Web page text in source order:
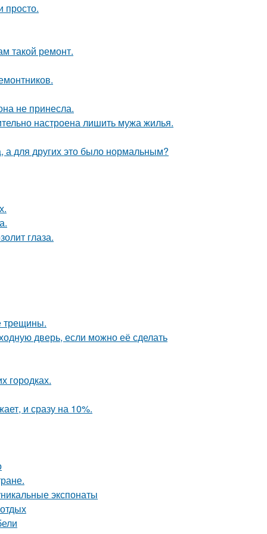
просто.
такой ремонт.
не принесла.
настроена лишить мужа жилья.
а для других это было нормальным?
глаза.
трещины.
дверь, если можно её сделать
городках.
и сразу на 10%.
экспонаты